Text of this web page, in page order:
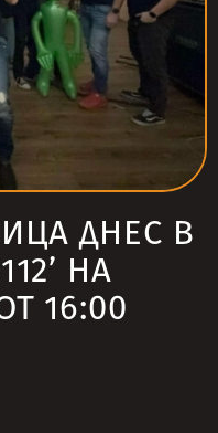
ДНЕС В
НА
16:00